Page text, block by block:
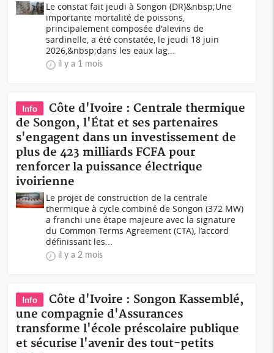
Le constat fait jeudi à Songon (DR)&nbsp;Une
importante mortalité de poissons,
principalement composée d'alevins de
sardinelle, a été constatée, le jeudi 18 juin
2026,&nbsp;dans les eaux lag...
il y a 1 mois
Info
Côte d'Ivoire : Centrale thermique
de Songon, l'État et ses partenaires
s'engagent dans un investissement de
plus de 423 milliards FCFA pour
renforcer la puissance électrique
ivoirienne
Le projet de construction de la centrale
thermique à cycle combiné de Songon (372 MW)
a franchi une étape majeure avec la signature
du Common Terms Agreement (CTA), l’accord
définissant les...
il y a 2 mois
Info
Côte d'Ivoire : Songon Kassemblé,
une compagnie d'Assurances
transforme l'école préscolaire publique
et sécurise l'avenir des tout-petits